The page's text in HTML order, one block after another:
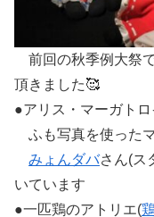
前回の秋季例大祭
頂きました🥰
●アリス・マーガト
ふも写真を使った
みょんダバさん(ス
いています
●一匹鶏のアトリエ(